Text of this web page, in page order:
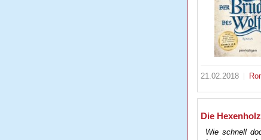
21.02.2018
Die
Wie schnell